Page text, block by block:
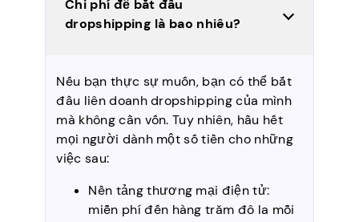
Chi phí để bắt đầu
dropshipping là bao nhiêu?
Nếu bạn thực sự muốn, bạn có thể bắt
đầu liên doanh dropshipping của mình
mà không cần vốn. Tuy nhiên, hầu hết
mọi người dành một số tiền cho những
việc sau:
Nền tảng thương mại điện tử:
miễn phí đến hàng trăm đô la mỗi